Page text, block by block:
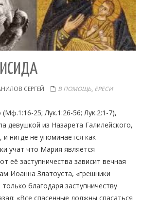
СЕРГЕЙ В ПОМОЩЬ, ЕРЕСИ
25; Лук.1:26-56; Лук.2:1-7),
девушкой из Назарета Галилейского,
нигде не упоминается как
учат что Мария является
её заступничества зависит вечная
Иоанна Златоуста, «грешники
благодаря заступничеству
«Все спасенные должны спасаться